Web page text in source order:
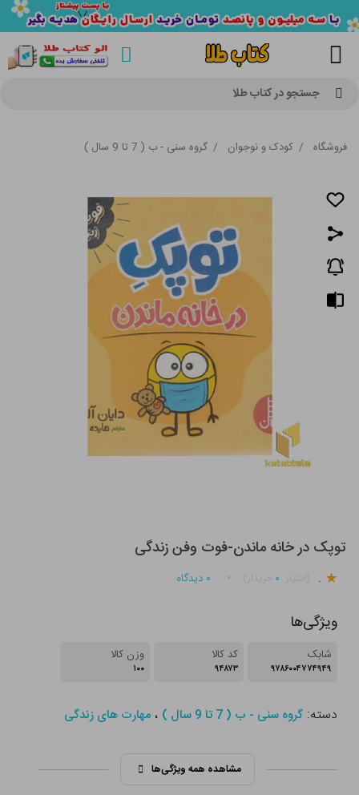
جستجو در کتاب طلا
فروشگاه / کودک و نوجوان / گروه سنی - ب ( 7 تا 9 سال )
توپک در خانه ماندن-فوت وفن زندگی
. ۰ ۰ دیدگاه
ویژگی‌ها
شابک
۹۷۸۶۰۰۴۷۷۴۹۴۹
کد کالا
۹۴۸۷۳
وزن کالا
۱۰۰
دسته:گروه سنی - ب ( 7 تا 9 سال ) ،مهارت های زندگی
مشاهده همه ویژگی‌ها